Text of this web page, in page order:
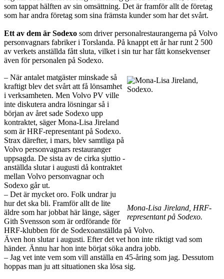
som tappat hälften av sin omsättning. Det är framför allt de företag
som har andra företag som sina främsta kunder som har det svårt.
Ett av dem är Sodexo som driver personalrestaurangerna på Volvo
personvagnars fabriker i Torslanda. På knappt ett år har runt 2 500
av verkets anställda fått sluta, vilket i sin tur har fått konsekvenser
även för personalen på Sodexo.
Mona-Lisa Jireland, HRF-
representant på Sodexo.
– När antalet matgäster minskade så
kraftigt blev det svårt att få lönsamhet
i verksamheten. Men Volvo PV ville
inte diskutera andra lösningar så i
början av året sade Sodexo upp
kontraktet, säger ­Mona-Lisa Jireland
som är HRF-representant på Sodexo.
Strax därefter, i mars, blev samtliga på
Volvo personvagnars restauranger
uppsagda. De sista av de cirka sjuttio ­
anställda slutar i augusti då kontraktet
mellan Volvo person­vagnar och
Sodexo går ut.
– Det är mycket oro. Folk undrar ju
hur det ska bli. Framför allt de lite
äldre som har jobbat här länge, säger
Gith Svensson som är ordförande för
HRF-klubben för de Sodexoanställda på Volvo.
Även hon slutar i augusti. Efter det vet hon inte riktigt vad som
händer. Ännu har hon inte börjat söka andra jobb.
– Jag vet inte vem som vill ­anställa en 45-åring som jag. Dessutom
hoppas man ju att ­situationen ska lösa sig.